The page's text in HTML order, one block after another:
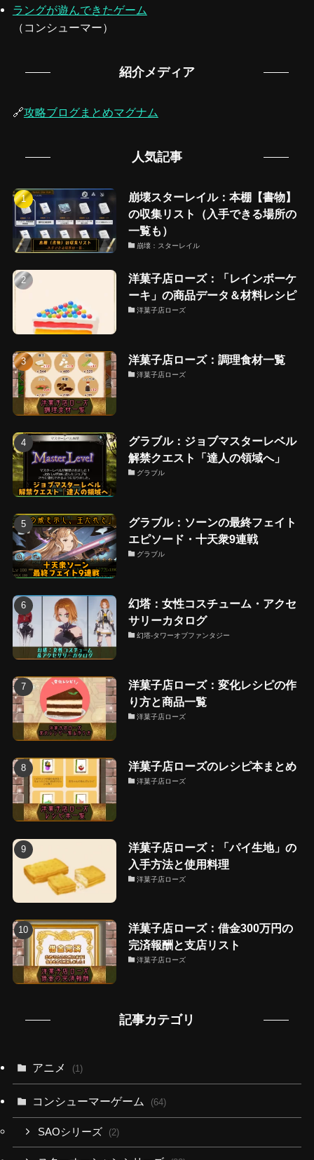
ラングが遊んできたゲーム
（コンシューマー）
紹介メディア
🔗攻略ブログまとめマグナム
人気記事
崩壊スターレイル：本棚【書物】
の収集リスト（入手できる場所の
一覧も）
崩壊：スターレイル
洋菓子店ローズ：「レインボーケ
ーキ」の商品データ＆材料レシピ
洋菓子店ローズ
洋菓子店ローズ：調理食材一覧
洋菓子店ローズ
グラブル：ジョブマスターレベル
解禁クエスト「達人の領域へ」
グラブル
グラブル：ソーンの最終フェイト
エピソード・十天衆9連戦
グラブル
幻塔：女性コスチューム・アクセ
サリーカタログ
幻塔-タワーオブファンタジー
洋菓子店ローズ：変化レシピの作
り方と商品一覧
洋菓子店ローズ
洋菓子店ローズのレシピ本まとめ
洋菓子店ローズ
洋菓子店ローズ：「パイ生地」の
入手方法と使用料理
洋菓子店ローズ
洋菓子店ローズ：借金300万円の
完済報酬と支店リスト
洋菓子店ローズ
記事カテゴリ
アニメ (1)
コンシューマーゲーム (64)
SAOシリーズ (2)